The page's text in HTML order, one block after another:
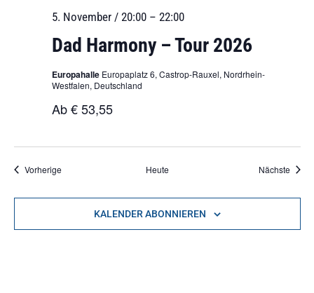
Dad Harmony – Tour 2026
5. November / 20:00– 22:00
Europahalle Europaplatz 6, Castrop-Rauxel, Nordrhein-
Westfalen, Deutschland
Ab € 53,55
VorherigeVeranstaltungen Heute Nächste
KALENDER ABONNIEREN